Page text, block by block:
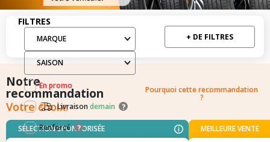
FiltresFILTRES
MARQUE
SAISON
Filtres mis en avant: Renforcé / Runflat
En promo
Livraisondemain
?
Renforcé
?
+ DE FILTRES
Notre
recommandation
Votre choix.
Pourquoi cette recommandation
?
SÉLECTION SPONSORISÉE MEILLEURE VENTE